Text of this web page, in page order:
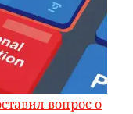
вопрос о